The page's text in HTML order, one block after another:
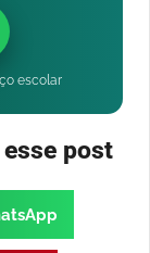
escolar
post